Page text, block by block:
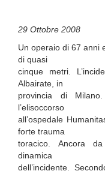
29 Ottobre 2008
Un operaio di 67 anni
di quasi
cinque metri.
Albairate, in
provincia di
l’elisoccorso
all’ospedale
forte trauma
toracico. Ancora
dinamica
dell’incidente.